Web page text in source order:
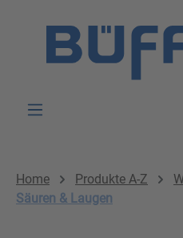
Home Produkte A-Z
Säuren & Laugen